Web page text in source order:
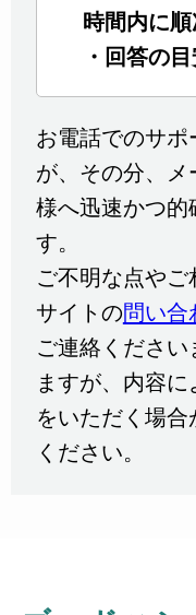
時間内に順
・回答の
お電話でのサ
が、その分、
様へ迅速かつ的
す。
ご不明な点や
サイトの問い合
ご連絡くださ
ますが、内容
をいただく場
ください。